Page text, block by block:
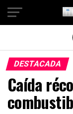
DESTACADA
Caída